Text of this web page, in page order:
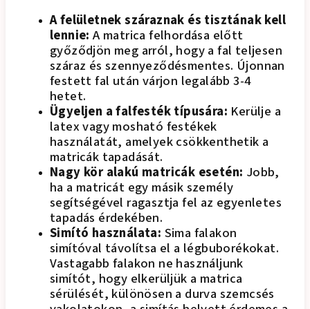
A felületnek száraznak és tisztának kell
lennie:A matrica felhordása előtt
győződjön meg arról, hogy a fal teljesen
száraz és szennyeződésmentes. Újonnan
festett fal után várjon legalább 3-4
hetet.
Ügyeljen a falfesték típusára: Kerülje a
latex vagy mosható festékek
használatát, amelyek csökkenthetik a
matricák tapadását.
Nagy kör alakú matricák esetén: Jobb,
ha a matricát egy másik személy
segítségével ragasztja fel az egyenletes
tapadás érdekében.
Simító használata: Sima falakon
simítóval távolítsa el a légbuborékokat.
Vastagabb falakon ne használjunk
simítót, hogy elkerüljük a matrica
sérülését, különösen a durva szemcsés